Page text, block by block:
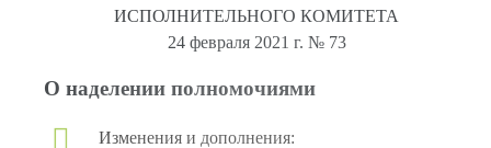
ИСПОЛНИТЕЛЬНОГО КОМИТЕТА
24 февраля 2021 г. № 73
О наделении полномочиями
Изменения и дополнения: